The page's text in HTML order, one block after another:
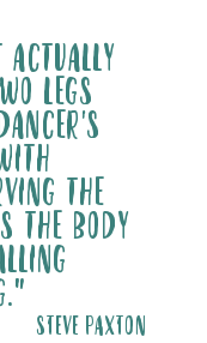
LEGS
THE
THE BODY
STEVE PAXTON